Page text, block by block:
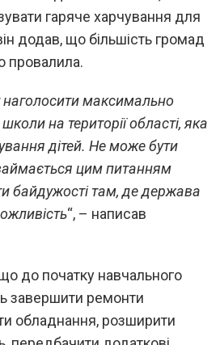
гаряче харчування для
додав, що більшість громад
провалила.
наголосити максимально
на території області, яка
дітей. Не може бути
цим питанням
байдужості там, де держава
“, – написав
до початку навчального
завершити ремонти
обладнання, розширити